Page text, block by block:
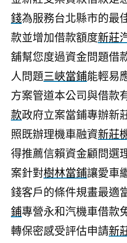
錢為服務台北縣市的最
款並增加借款額度新莊
舖幫您度過資金問題借
人問題三峽當鋪能輕易
方案管道本公司與借款
款政府立案當鋪專辦新
照既辦理機車融資新莊
得推薦信賴資金顧問選
案針對樹林當鋪讓愛車
錢客戶的條件規畫最適
鋪專營永和汽機車借款
轉保密感受評估申請新